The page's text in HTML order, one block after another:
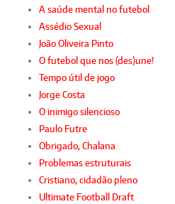
A saúde mental no futebol
Assédio Sexual
João Oliveira Pinto
O futebol que nos (des)une!
Tempo útil de jogo
Jorge Costa
O inimigo silencioso
Paulo Futre
Obrigado, Chalana
Problemas estruturais
Cristiano, cidadão pleno
Ultimate Football Draft